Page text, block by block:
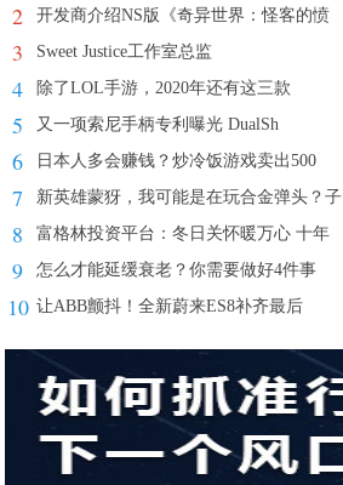
2 开发商介绍NS版《奇异世界：怪客的愤
3 Sweet Justice工作室总监
4 除了LOL手游，2020年还有这三款
5 又一项索尼手柄专利曝光 DualSh
6 日本人多会赚钱？炒冷饭游戏卖出500
7 新英雄蒙犽，我可能是在玩合金弹头？子
8 富格林投资平台：冬日关怀暖万心 十年
9 怎么才能延缓衰老？你需要做好4件事
10 让ABB颤抖！全新蔚来ES8补齐最后